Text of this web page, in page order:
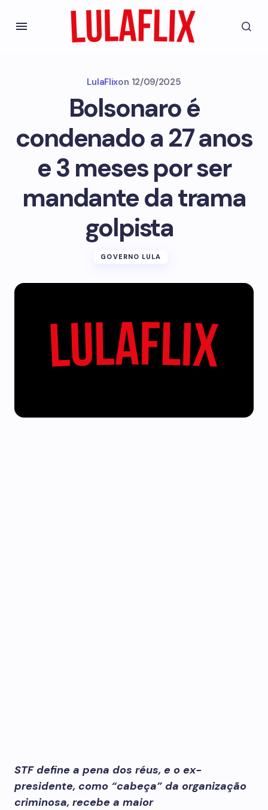
LulaFlixon 12/09/2025
Bolsonaro é
condenado a 27 anos
e 3 meses por ser
mandante da trama
golpista
GOVERNO LULA
STF define a pena dos réus, e o ex-
presidente, como “cabeça” da organização
criminosa, recebe a maior